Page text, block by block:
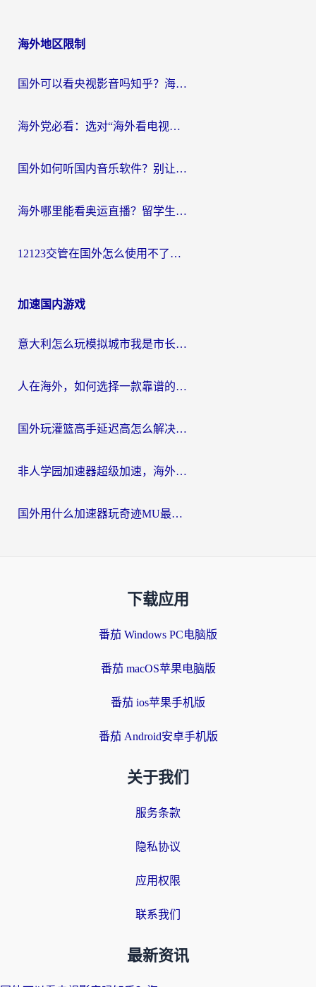
海外地区限制
国外可以看央视影音吗知乎？海外党亲测有效的回国加速方案
海外党必看：选对“海外看电视剧软件”，再也不用愁国内剧刷不了
国外如何听国内音乐软件？别让地域限制，断了你的中文歌单
海外哪里能看奥运直播？留学生&海外华人必看的体育赛事观赛终极指南
12123交管在国外怎么使用不了？海外华人必看的无缝访问国内资源指南
加速国内游戏
意大利怎么玩模拟城市我是市长？海外党国服游戏加速终极攻略（附三国3量子特攻解决办法）
人在海外，如何选择一款靠谱的玩剑灵2加速器？
国外玩灌篮高手延迟高怎么解决？海外玩家国服游戏加速终极指南
非人学园加速器超级加速，海外玩家重返国服的通行证
国外用什么加速器玩奇迹MU最好？2026海外玩家国服游戏加速全攻略
下载应用
番茄 Windows PC电脑版
番茄 macOS苹果电脑版
番茄 ios苹果手机版
番茄 Android安卓手机版
关于我们
服务条款
隐私协议
应用权限
联系我们
最新资讯